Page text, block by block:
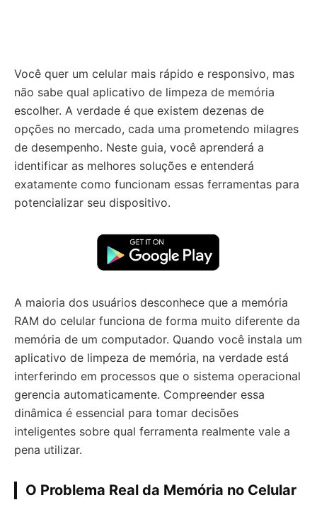
Você quer um celular mais rápido e responsivo, mas
não sabe qual aplicativo de limpeza de memória
escolher. A verdade é que existem dezenas de
opções no mercado, cada uma prometendo milagres
de desempenho. Neste guia, você aprenderá a
identificar as melhores soluções e entenderá
exatamente como funcionam essas ferramentas para
potencializar seu dispositivo.
A maioria dos usuários desconhece que a memória
RAM do celular funciona de forma muito diferente da
memória de um computador. Quando você instala um
aplicativo de limpeza de memória, na verdade está
interferindo em processos que o sistema operacional
gerencia automaticamente. Compreender essa
dinâmica é essencial para tomar decisões
inteligentes sobre qual ferramenta realmente vale a
pena utilizar.
O Problema Real da Memória no Celular